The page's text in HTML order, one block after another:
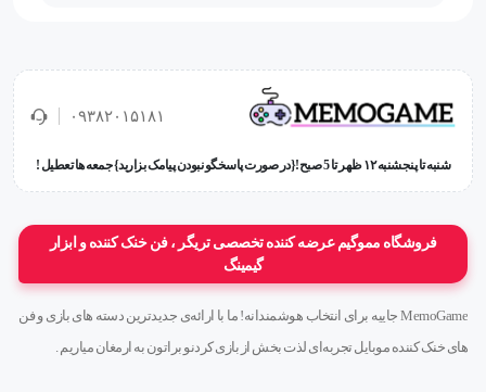
دارد
درگاه‌ها
ندارد
جنس بدنه
پلاستیک
سایر ویژگی‌های ظاهری
۰۹۳۸۲۰۱۵۱۸۱
شنبه تا پنجشنبه ۱۲ ظهر تا 5 صبح!{در صورت پاسخگو نبودن پیامک بزارید} جمعه ها تعطیل !
فروشگاه مموگیم عرضه کننده تخصصی تریگر ، فن خنک کننده و ابزار
گیمینگ
MemoGame جاییه برای انتخاب هوشمندانه! ما با ارائه‌ی جدیدترین دسته های بازی و فن
های خنک کننده موبایل تجربه‌ای لذت بخش از بازی کردنو براتون به ارمغان میاریم .